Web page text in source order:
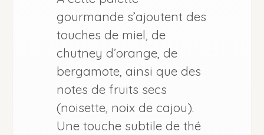
gourmande s’ajoutent des
touches de miel, de
chutney d’orange, de
bergamote, ainsi que des
notes de fruits secs
(noisette, noix de cajou).
Une touche subtile de thé